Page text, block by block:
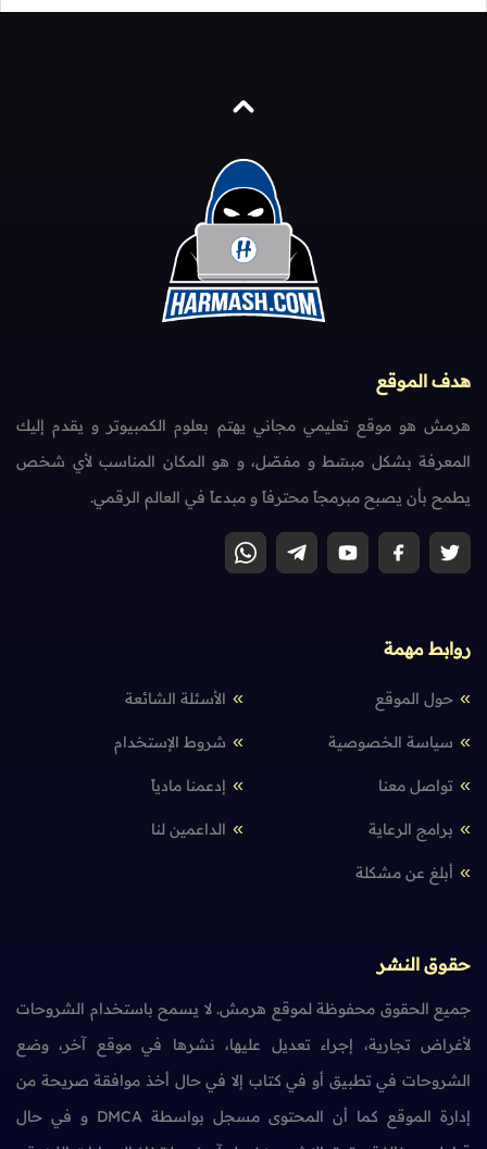
هدف الموقع
هرمش هو موقع تعليمي مجاني يهتم بعلوم الكمبيوتر و يقدم إليك
المعرفة بشكل مبسّط و مفصّل، و هو المكان المناسب لأي شخص
يطمح بأن يصبح مبرمجاً محترفاً و مبدعاً في العالم الرقمي.
روابط مهمة
حول الموقع الأسئلة الشائعة
سياسة الخصوصية شروط الإستخدام
تواصل معنا إدعمنا مادياً
برامج الرعاية الداعمين لنا
أبلغ عن مشكلة
حقوق النشر
جميع الحقوق محفوظة لموقع هرمش. لا يسمح باستخدام الشروحات
لأغراض تجارية، إجراء تعديل عليها، نشرها في موقع آخر، وضع
الشروحات في تطبيق أو في كتاب إلا في حال أخذ موافقة صريحة من
إدارة الموقع كما أن المحتوى مسجل بواسطة DMCA و في حال